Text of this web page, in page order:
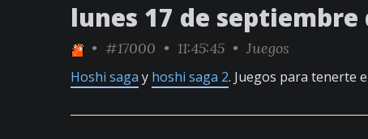
lunes 17 de septiembre
• #17000 • 11:45:45 • Juegos
Hoshi saga y hoshi saga 2. Juegos para tenerte